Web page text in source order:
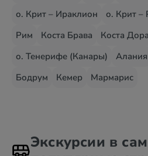
о. Крит – Ираклион
о. Крит –
Рим
Коста Брава Коста
о. Тенерифе (Канары)
Алания
Бодрум
Кемер Мармарис
Экскурсии в